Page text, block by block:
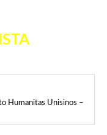
Humanitas Unisinos –